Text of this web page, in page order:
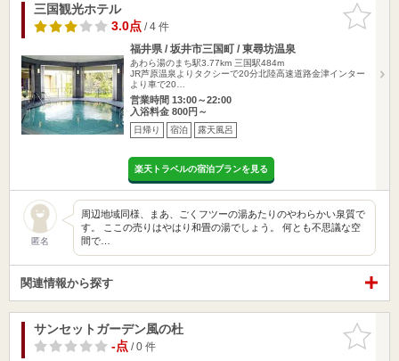
お気に入
りに追加
三国観光ホテル
3.0点/ 4 件
福井県 / 坂井市三国町 / 東尋坊温泉
あわら湯のまち駅3.77km 三国駅484m
JR芦原温泉よりタクシーで20分北陸高速道路金津インター
より車で20…
営業時間 13:00～22:00
入浴料金 800円～
日帰り 宿泊 露天風呂
楽天トラベルの宿泊プランを見る
匿名
周辺地域同様、まあ、ごくフツーの湯あたりのやわらかい泉質で
す。 ここの売りはやはり和畳の湯でしょう。 何とも不思議な空
間で…
関連情報から探す
お気に入
りに追加
サンセットガーデン風の杜
-点/ 0 件